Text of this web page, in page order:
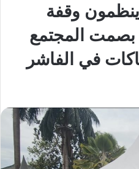
ينظمون وقفة
بصمت المجتمع
في الفاشر